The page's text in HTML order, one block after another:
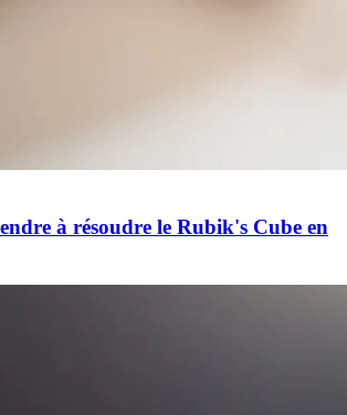
à résoudre le Rubik's Cube en